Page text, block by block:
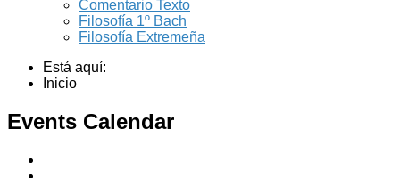
Comentario Texto
Filosofía 1º Bach
Filosofía Extremeña
Está aquí:
Inicio
Events Calendar